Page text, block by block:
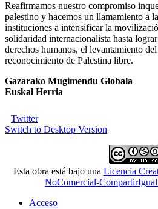
Reafirmamos nuestro compromiso
palestino y hacemos un llamamiento a
instituciones a intensificar la
solidaridad internacionalista hasta
derechos humanos, el levantamiento
reconocimiento de Palestina libre.
Gazarako Mugimendu Globala
Euskal Herria
Twitter
Switch to Desktop Version
Esta obra está bajo una Licencia
NoComercial-
Acceso